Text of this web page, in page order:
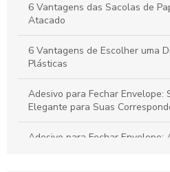
6 Vantagens das Sacolas de
Atacado
6 Vantagens de Escolher uma
Plásticas
Adesivo para Fechar Envelope:
Elegante para Suas
Adesivo para Fechar Envelope: